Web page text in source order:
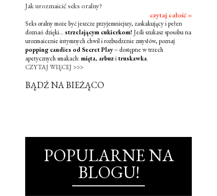
Jak urozmaicić seks oralny?
czytaj całość »
Seks oralny może być jeszcze przyjemniejszy, zaskakujący i pełen
doznań dzięki... strzelającym cukierkom! Jeśli szukasz sposobu na
urozmaicenie intymnych chwil i rozbudzenie zmysłów, poznaj
popping candies od Secret Play– dostępne w trzech
apetycznych smakach: mięta, arbuzitruskawka.
CZYTAJ WIĘCEJ >>>
BĄDŹ NA BIEŻĄCO
POPULARNE NA
BLOGU!